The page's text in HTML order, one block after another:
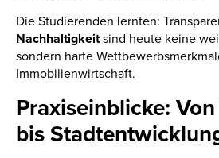
Die Studierenden lernten:
Nachhaltigkeitsind heute keine
sondern harte
Immobilienwirtschaft.
Praxiseinblicke:
bis